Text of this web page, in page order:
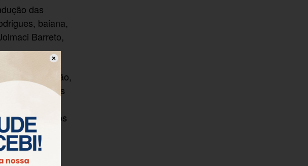
das
baiana,
Barreto,
do Maranhão,
que juntas
história,
outros
nas
se então,